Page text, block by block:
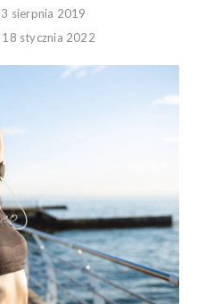
3 sierpnia 2019
18 stycznia 2022